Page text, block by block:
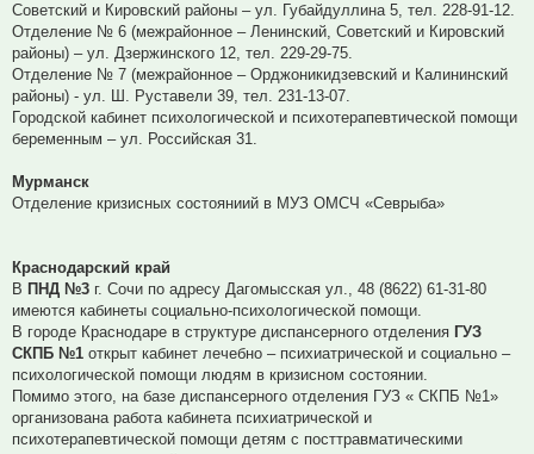
Советский и Кировский районы – ул. Губайдуллина 5, тел. 228-91-12.
Отделение № 6 (межрайонное – Ленинский, Советский и Кировский
районы) – ул. Дзержинского 12, тел. 229-29-75.
Отделение № 7 (межрайонное – Орджоникидзевский и Калининский
районы) - ул. Ш. Руставели 39, тел. 231-13-07.
Городской кабинет психологической и психотерапевтической помощи
беременным – ул. Российская 31.
Мурманск
Отделение кризисных состояниий в МУЗ ОМСЧ «Севрыба»
Краснодарский край
В ПНД №3 г. Сочи по адресу Дагомысская ул., 48 (8622) 61-31-80
имеются кабинеты социально-психологической помощи.
В городе Краснодаре в структуре диспансерного отделения ГУЗ
СКПБ №1 открыт кабинет лечебно – психиатрической и социально –
психологической помощи людям в кризисном состоянии.
Помимо этого, на базе диспансерного отделения ГУЗ « СКПБ №1»
организована работа кабинета психиатрической и
психотерапевтической помощи детям с посттравматическими